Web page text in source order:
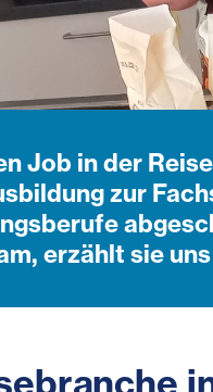
Job in der
zur
erzählt sie